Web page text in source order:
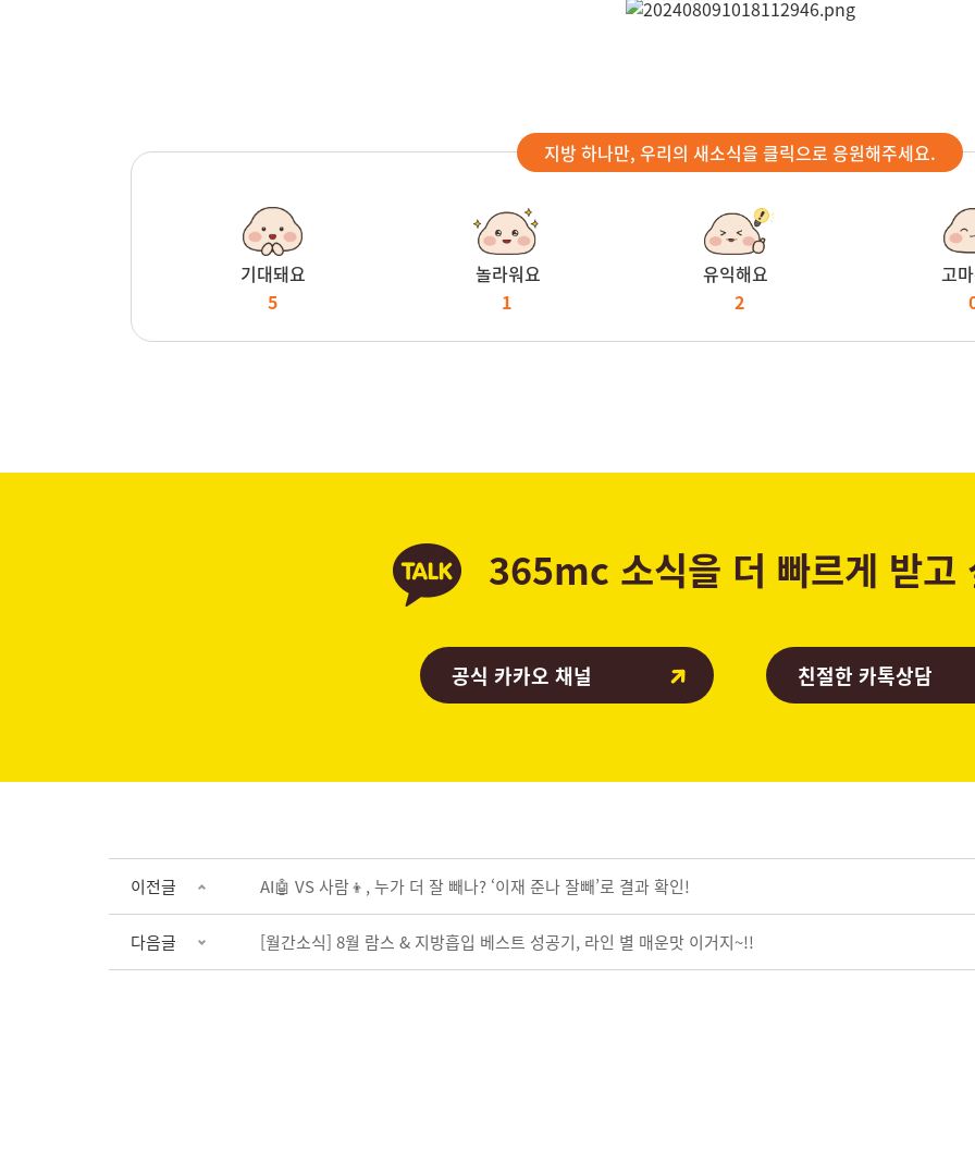
지방 하나만, 우리의 새소식을 클릭으로 응원해주세요.
기대돼요
5
놀라워요
1
유익해요
2
고
365mc 소식을 더 빠르게 받고
공식 카카오 채널 친절한 카톡상담
이전글 AI🤖 VS 사람👦, 누가 더 잘 빼나? ‘이재 준나 잘빼’로 결과 확인!
다음글 [월간소식] 8월 람스 & 지방흡입 베스트 성공기, 라인 별 매운맛 이거지~!!